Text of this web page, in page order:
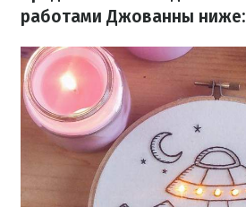
работами Джованны ниже: